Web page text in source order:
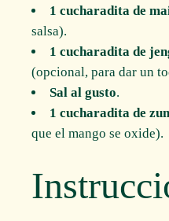
1 cucharadita de
salsa).
1 cucharadita de
(opcional, para dar un
Sal al gusto.
1 cucharadita de
que el mango se oxide).